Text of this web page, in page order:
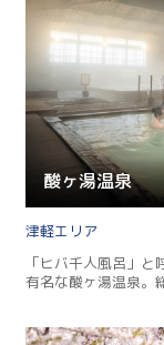
酸ヶ湯温泉
津軽
「ヒバ千人風呂」
有名な酸ヶ湯温泉。